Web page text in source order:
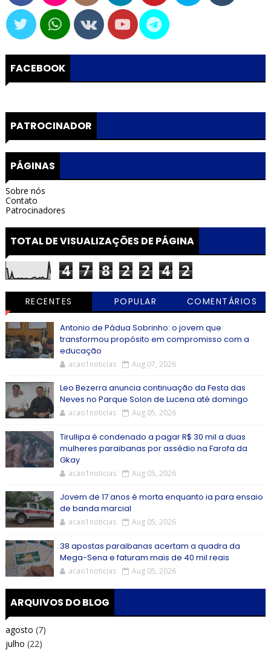
FACEBOOK
PATROCINADOR
PÁGINAS
Sobre nós
Contato
Patrocinadores
TOTAL DE VISUALIZAÇÕES DE PÁGINA
4 7 8 2 2 4 2
RECENTES POPULAR COMENTÁRIOS
Antonio de Pádua Sobrinho: o jovem que
transformou propósito em compromisso com a
educação
acao1noticias Aug 07, 2026
Leo Bezerra anuncia continuação da Festa das
Neves no Parque Solon de Lucena até domingo
acao1noticias Aug 05, 2026
Tirullipa é condenado a pagar R$ 30 mil a duas
mulheres paraibanas por assédio na Farofa da
Gkay
acao1noticias Aug 05, 2026
Jovem de 17 anos é morta enquanto ia para ensaio
de banda marcial
acao1noticias Aug 05, 2026
38 apostas paraibanas acertam a quadra da
Mega-Sena e faturam mais de 40 mil reais
acao1noticias Aug 05, 2026
ARQUIVOS DO BLOG
agosto (7)
julho (22)